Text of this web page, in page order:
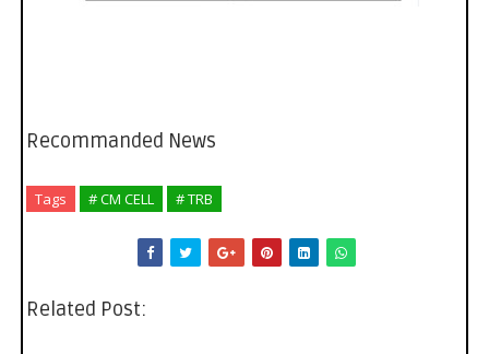
Recommanded News
Tags # CM CELL # TRB
Related Post: